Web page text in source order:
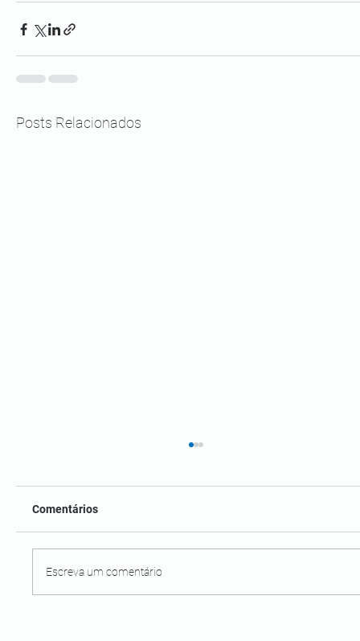
Posts Relacionados
Comentários
Escreva um comentário